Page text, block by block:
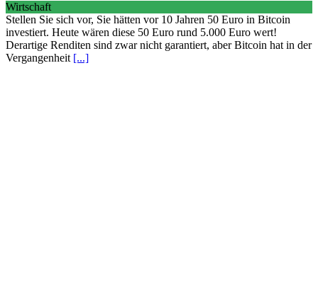
Wirtschaft
Stellen Sie sich vor, Sie hätten vor 10 Jahren 50 Euro in Bitcoin
investiert. Heute wären diese 50 Euro rund 5.000 Euro wert!
Derartige Renditen sind zwar nicht garantiert, aber Bitcoin hat in der
Vergangenheit [...]